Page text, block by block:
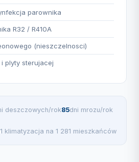
parownika
R32 / R410A
(nieszczelnosci)
plyty sterujacej
deszczowych/rok85dni mrozu/rok
1 klimatyzacja na 1 281 mieszkańców